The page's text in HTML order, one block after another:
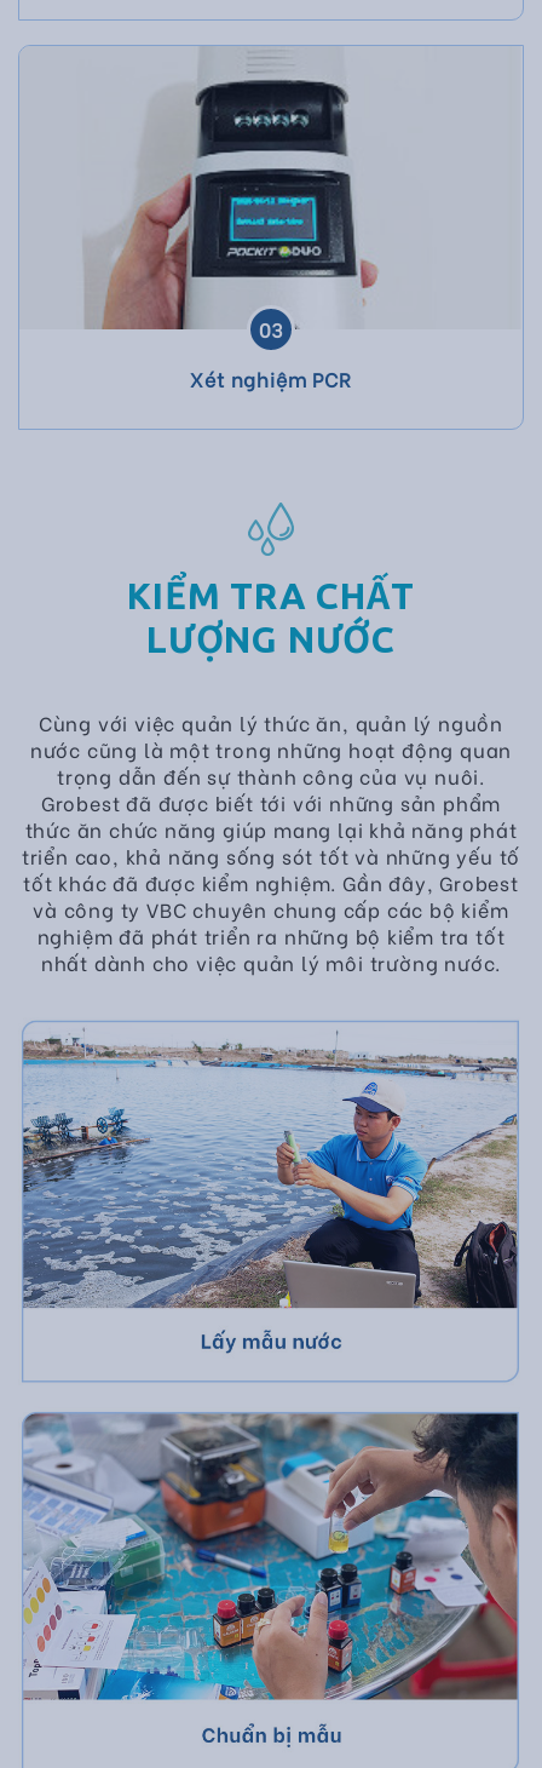
03
Xét nghiệm PCR
KIỂM TRA CHẤT
LƯỢNG NƯỚC
Cùng với việc quản lý thức ăn, quản lý nguồn
nước cũng là một trong những hoạt động quan
trọng dẫn đến sự thành công của vụ nuôi.
Grobest đã được biết tới với những sản phẩm
thức ăn chức năng giúp mang lại khả năng phát
triển cao, khả năng sống sót tốt và những yếu tố
tốt khác đã được kiểm nghiệm. Gần đây, Grobest
và công ty VBC chuyên chung cấp các bộ kiểm
nghiệm đã phát triển ra những bộ kiểm tra tốt
nhất dành cho việc quản lý môi trường nước.